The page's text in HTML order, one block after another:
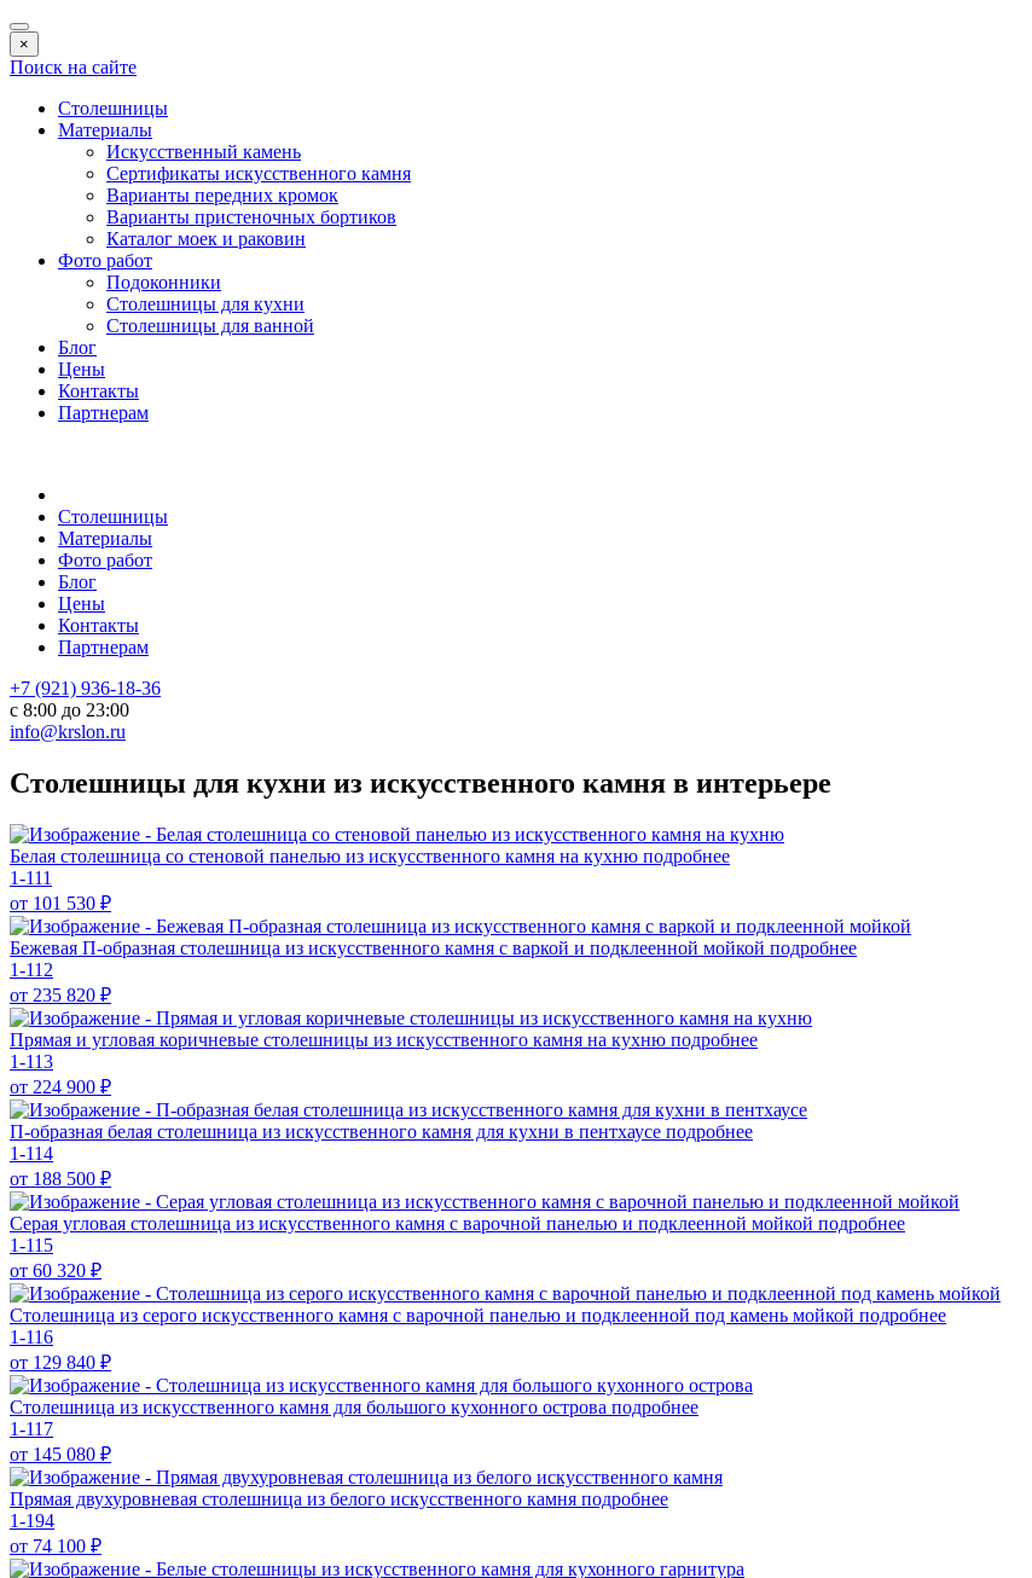
×
Поиск на сайте
Столешницы
Материалы
Искусственный камень
Сертификаты искусственного камня
Варианты передних кромок
Варианты пристеночных бортиков
Каталог моек и раковин
Фото работ
Подоконники
Столешницы для кухни
Столешницы для ванной
Блог
Цены
Контакты
Партнерам
Столешницы
Материалы
Фото работ
Блог
Цены
Контакты
Партнерам
+7 (921) 936-18-36
с 8:00 до 23:00
info@krslon.ru
Столешницы для кухни из искусственного камня в интерьере
Белая столешница со стеновой панелью из искусственного камня на кухню подробнее
1-111
от 101 530 ₽
Бежевая П-образная столешница из искусственного камня с варкой и подклеенной мойкой подробнее
1-112
от 235 820 ₽
Прямая и угловая коричневые столешницы из искусственного камня на кухню подробнее
1-113
от 224 900 ₽
П-образная белая столешница из искусственного камня для кухни в пентхаусе подробнее
1-114
от 188 500 ₽
Серая угловая столешница из искусственного камня с варочной панелью и подклеенной мойкой подробнее
1-115
от 60 320 ₽
Столешница из серого искусственного камня с варочной панелью и подклеенной под камень мойкой подробнее
1-116
от 129 840 ₽
Столешница из искусственного камня для большого кухонного острова подробнее
1-117
от 145 080 ₽
Прямая двухуровневая столешница из белого искусственного камня подробнее
1-194
от 74 100 ₽